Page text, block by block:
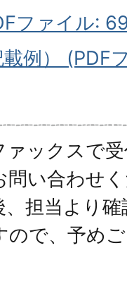
ファイル:
例） (PDF
ックスで
問い合わせ
担当より
ので、予め